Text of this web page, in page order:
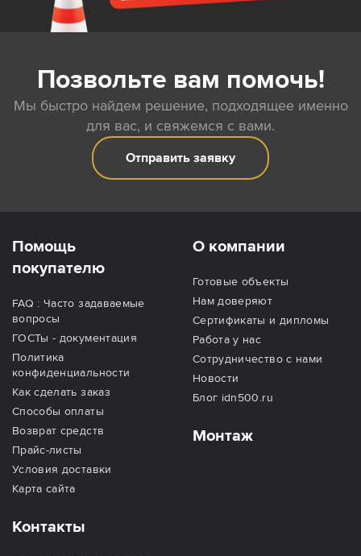
Позвольте вам помочь!
Мы быстро найдем решение, подходящее именно
для вас, и свяжемся с вами.
Отправить заявку
Помощь
покупателю
FAQ : Часто задаваемые
вопросы
ГОСТы - документация
Политика
конфиденциальности
Как сделать заказ
Способы оплаты
Возврат средств
Прайс-листы
Условия доставки
Карта сайта
О компании
Готовые объекты
Нам доверяют
Сертификаты и дипломы
Работа у нас
Сотрудничество с нами
Новости
Блог idn500.ru
Монтаж
Контакты